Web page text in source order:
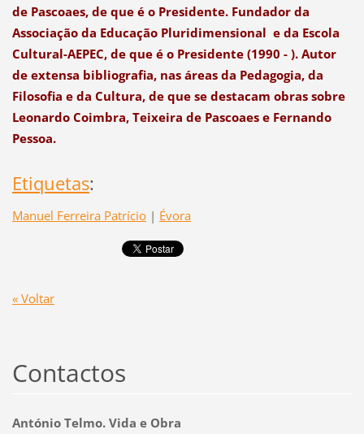
de Pascoaes, de que é o Presidente. Fundador da
Associação da Educação Pluridimensional e da Escola
Cultural-AEPEC, de que é o Presidente (1990 - ). Autor
de extensa bibliograﬁa, nas áreas da Pedagogia, da
Filosoﬁa e da Cultura, de que se destacam obras sobre
Leonardo Coimbra, Teixeira de Pascoaes e Fernando
Pessoa.
Etiquetas:
Manuel Ferreira Patrício | Évora
« Voltar
Contactos
António Telmo. Vida e Obra